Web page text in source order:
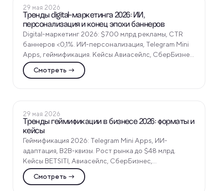
29 мая 2026
Тренды digital-маркетинга 2026: ИИ,
персонализация и конец эпохи баннеров
Digital-маркетинг 2026: $700 млрд рекламы, CTR
баннеров <0,1%. ИИ-персонализация, Telegram Mini
Apps, геймификация. Кейсы Авиасейлс, СберБизнес,
Beauty Bomb от Funtech - тренды и внедрение.
Смотреть →
29 мая 2026
Тренды геймификации в бизнесе 2026: форматы и
кейсы
Геймификация 2026: Telegram Mini Apps, ИИ-
адаптация, B2B-квизы. Рост рынка до $48 млрд.
Кейсы BETSITI, Авиасейлс, СберБизнес,
Газпромбанк от Funtech - тренды и внедрение.
Смотреть →